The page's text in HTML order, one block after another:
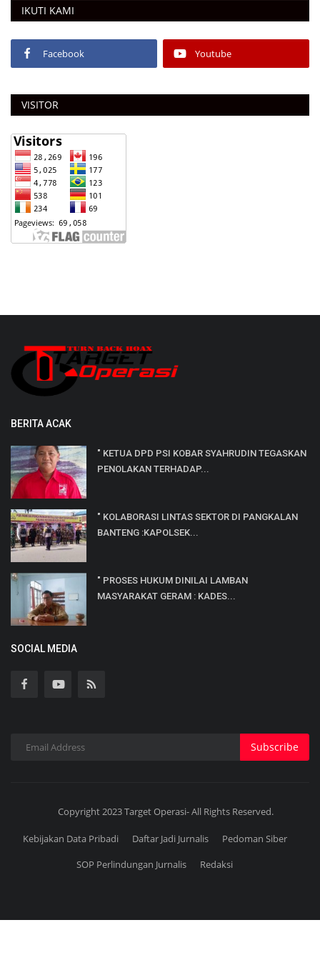
IKUTI KAMI
Facebook Youtube
VISITOR
BERITA ACAK
" KETUA DPD PSI KOBAR SYAHRUDIN TEGASKAN
PENOLAKAN TERHADAP...
" KOLABORASI LINTAS SEKTOR DI PANGKALAN
BANTENG :KAPOLSEK...
" PROSES HUKUM DINILAI LAMBAN
MASYARAKAT GERAM : KADES...
SOCIAL MEDIA
Subscribe
Copyright 2023 Target Operasi- All Rights Reserved.
Kebijakan Data Pribadi Daftar Jadi Jurnalis
Pedoman Siber
SOP Perlindungan Jurnalis
Redaksi